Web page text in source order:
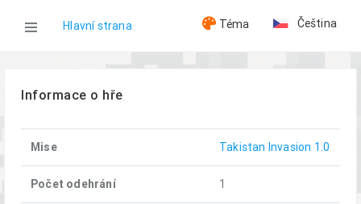
Hlavní strana
Hry
Takistan Invasion (25.04.2026)
Téma Čeština
Informace o hře
Mise Takistan Invasion 1.0
Počet odehrání 1